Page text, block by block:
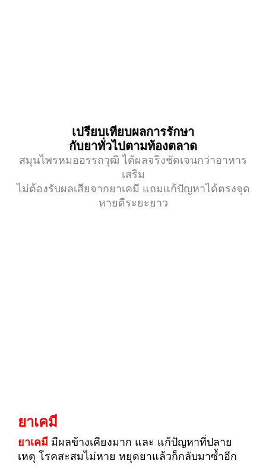
เปรียบเทียบผลการรักษา
กับยาทั่วไปตามท้องตลาด
สมุนไพรหมออรรถวุฒิ ได้ผลจริงชัดเจนกว่าอาหาร
เสริม
ไม่ต้องรับผลเสียจากยาเคมี แถมแก้ปัญหาได้ตรงจุด
หายดีระยะยาว
ยาเคมี
ยาเคมี มีผลข้างเคียงมาก และ แก้ปัญหาที่ปลาย
เหตุ โรคสะสมไม่หาย หยุดยาแล้วก็กลับมาซ้ำอีก